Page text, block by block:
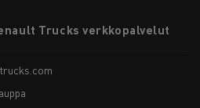
Trucks verkkopalvelut